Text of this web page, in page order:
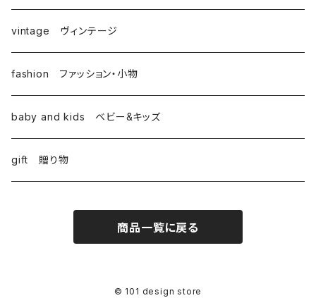
vintage ヴィンテージ
fashion ファッション・小物
baby and kids ベビー&キッズ
gift 贈り物
商品一覧に戻る
© 101 design store